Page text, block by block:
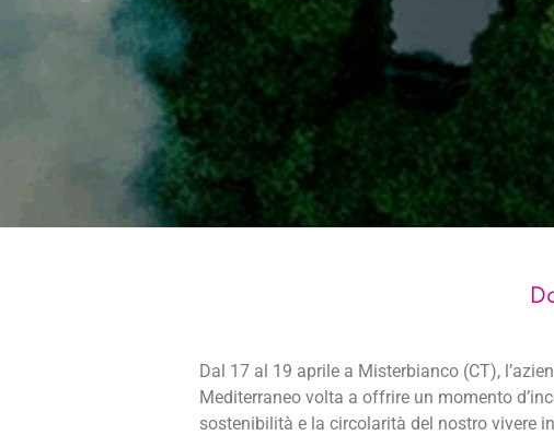
Dal 17 al 19 aprile a Misterbianco (CT),
Mediterraneo volta a offrire un momento
sostenibilità e la circolarità del nostro vivere in